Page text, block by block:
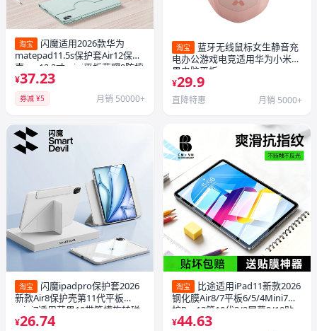
淘宝
闪魔适用2026款华为
matepad11.5s保护套Air12保护
壳pro12.2寸mini平板荣耀9防摔
X8磁吸3旋转V带笔槽SE柔光版4
¥37.23
券减 ¥5 月销 50000+
淘宝
闪魔ipadpro保护套2026
新款Air8保护壳第11代平板
mini7适用苹果10带笔槽旋转磁
吸拆分5防弯专用11英寸亚克力3
¥26.74
淘宝
蓝牙无线鼠标女生静音充
电办公游戏电竞适用华为小米苹
果电脑平板
¥29.9
直降特惠 月销 5000+
淘宝
比途适用iPad11新款2026
钢化膜Air8/7平板6/5/4Mini7保
护Pro13第10代3/2屏幕9/10贴
膜2025/2019/2020九10.2寸
¥44.63